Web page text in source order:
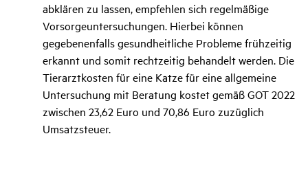
abklären zu lassen, empfehlen sich regelmäßige
Vorsorgeuntersuchungen. Hierbei können
gegebenenfalls gesundheitliche Probleme frühzeitig
erkannt und somit rechtzeitig behandelt werden. Die
Tierarztkosten für eine Katze für eine allgemeine
Untersuchung mit Beratung kostet gemäß GOT 2022
zwischen 23,62 Euro und 70,86 Euro zuzüglich
Umsatzsteuer.